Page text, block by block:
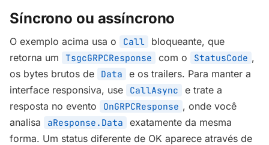
Síncrono ou assíncrono
O exemplo acima usa o Call
bloqueante, que
retorna um
TsgcGRPCResponse com o StatusCode ,
os bytes brutos de
Data
e os trailers. Para manter a
interface responsiva, use
CallAsync
e trate a
resposta no evento
OnGRPCResponse , onde você
analisa
aResponse.Data
exatamente da mesma
forma. Um status diferente de OK aparece através de